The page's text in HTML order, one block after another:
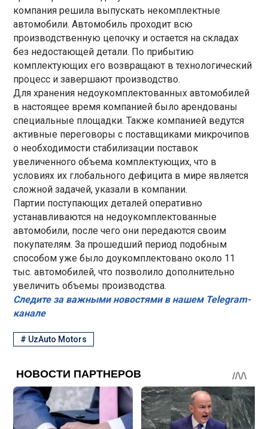
компания решила выпускать некомплектные
автомобили. Автомобиль проходит всю
производственную цепочку и остается на складах
без недостающей детали. По прибытию
комплектующих его возвращают в технологический
процесс и завершают производство.
Для хранения недоукомплектованных автомобилей
в настоящее время компанией было арендованы
специальные площадки. Также компанией ведутся
активные переговоры с поставщиками микрочипов
о необходимости стабилизации поставок
увеличенного объема комплектующих, что в
условиях их глобального дефицита в мире является
сложной задачей, указали в компании.
Партии поступающих деталей оперативно
устанавливаются на недоукомплектованные
автомобили, после чего они передаются своим
покупателям. За прошедший период подобным
способом уже было доукомплектовано около 11
тыс. автомобилей, что позволило дополнительно
увеличить объемы производства.
Следите за важными новостями в нашем Telegram-
канале
# UzAuto Motors